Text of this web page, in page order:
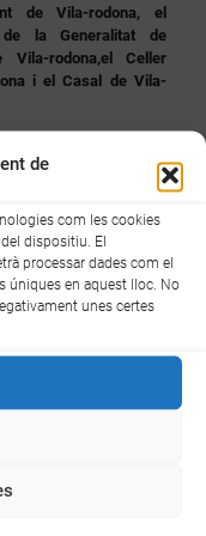
de
com les cookies
dispositiu. El
processar dades com el
úniques en aquest lloc. No
unes certes
de Vila-rodona, el
de la Generalitat de
rodona,el Celler
i el Casal de Vila-